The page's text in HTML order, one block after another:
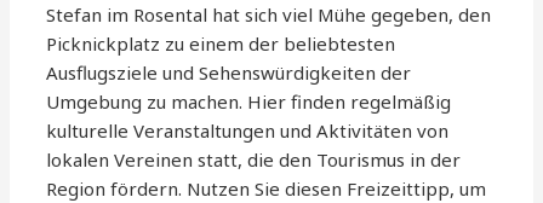
Stefan im Rosental hat sich viel Mühe gegeben, den
Picknickplatz zu einem der beliebtesten
Ausflugsziele und Sehenswürdigkeiten der
Umgebung zu machen. Hier finden regelmäßig
kulturelle Veranstaltungen und Aktivitäten von
lokalen Vereinen statt, die den Tourismus in der
Region fördern. Nutzen Sie diesen Freizeittipp, um